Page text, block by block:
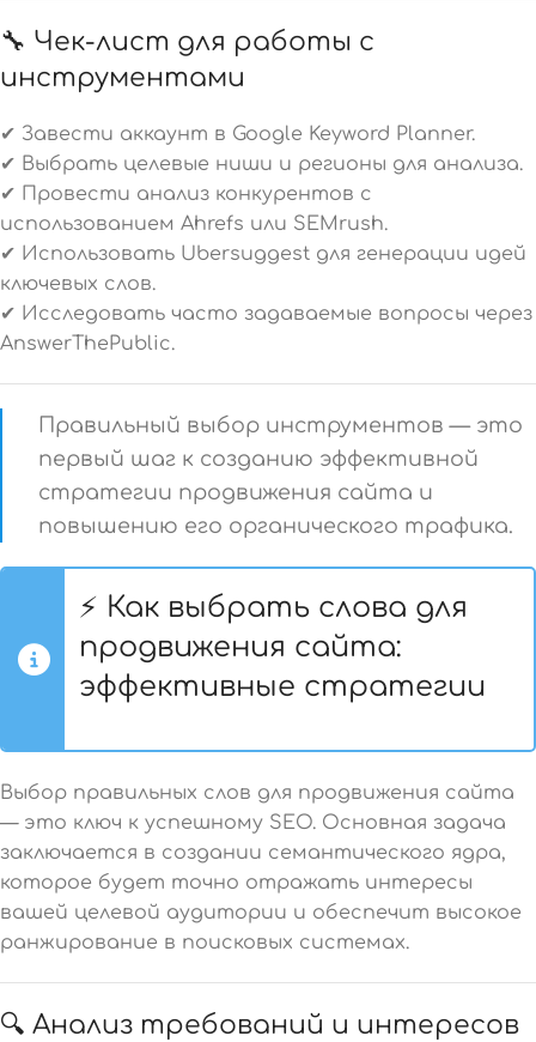
🔧 Чек-лист для работы с
инструментами
✔ Завести аккаунт в Google Keyword Planner.
✔ Выбрать целевые ниши и регионы для анализа.
✔ Провести анализ конкурентов с
использованием Ahrefs или SEMrush.
✔ Использовать Ubersuggest для генерации идей
ключевых слов.
✔ Исследовать часто задаваемые вопросы через
AnswerThePublic.
Правильный выбор инструментов — это
первый шаг к созданию эффективной
стратегии продвижения сайта и
повышению его органического трафика.
⚡ Как выбрать слова для
продвижения сайта:
эффективные стратегии
Выбор правильных слов для продвижения сайта
— это ключ к успешному SEO. Основная задача
заключается в создании семантического ядра,
которое будет точно отражать интересы
вашей целевой аудитории и обеспечит высокое
ранжирование в поисковых системах.
🔍 Анализ требований и интересов